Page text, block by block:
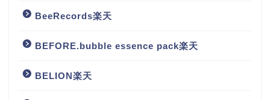
BeeRecords楽天
BEFORE.bubble essence pack楽天
BELION楽天